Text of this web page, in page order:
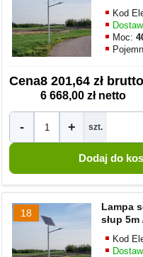
Kod
Moc:
Cena8 201,64 zł brutto
6 668,00 zł netto
- + szt.
18
Lampa
słup
Kod